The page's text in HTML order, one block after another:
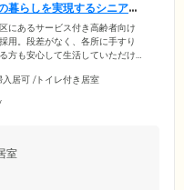
暮らしを実現するシニア向
にあるサービス付き高齢者向け
用。段差がなく、各所に手すり
方も安心して生活していただけ
室にトイレ・洗面台・浴室・キ
ペースを設置。おひとりの時間
入居可 /トイレ付き居室
室